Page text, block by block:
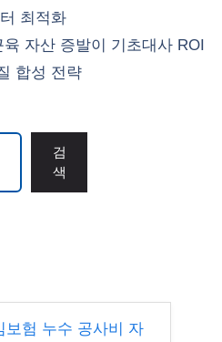
최적화
자산 증발이 기초대사 ROI
합성 전략
검
색
보험 누수 공사비 자